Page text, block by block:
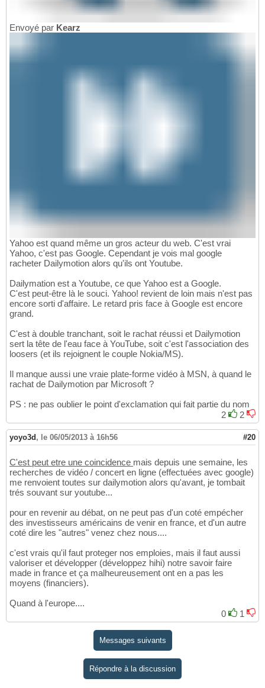
Envoyé par Kearz
Yahoo est quand même un gros acteur du web. C'est vrai
Yahoo, c'est pas Google. Cependant je vois mal google
racheter Dailymotion alors qu'ils ont Youtube.
Dailymation est a Youtube, ce que Yahoo est a Google.
C'est peut-être là le souci. Yahoo! revient de loin mais n'est pas
encore sorti d'affaire. Le retard pris face à Google est encore
grand.
C'est à double tranchant, soit le rachat réussi et Dailymotion
sert la tête de l'eau face à YouTube, soit c'est l'association des
loosers (et ils rejoignent le couple Nokia/MS).
Il manque aussi une vraie plate-forme vidéo à MSN, à quand le
rachat de Dailymotion par Microsoft ?
PS : ne pas oublier le point d'exclamation qui fait partie du nom
2
2
yoyo3d, le 06/05/2013 à 16h56 #20
C'est peut etre une coincidence mais depuis une semaine, les
recherches de vidéo / concert en ligne (effectuées avec google)
me renvoient toutes sur dailymotion alors qu'avant, je tombait
trés souvant sur youtube...
pour en revenir au débat, on ne peut pas d'un coté empécher
des investisseurs américains de venir en france, et d'un autre
coté dire les "autres" venez chez nous....
c'est vrais qu'il faut proteger nos emploies, mais il faut aussi
valoriser et développer (développez hihi) notre savoir faire
made in france et ça malheureusement ont en a pas les
moyens (financiers).
Quand à l'europe....
0
1
Messages suivants
Répondre à la discussion